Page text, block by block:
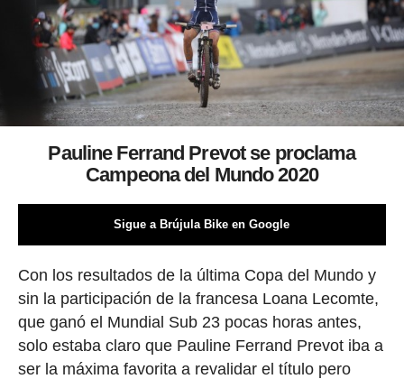
Pauline Ferrand Prevot se proclama
Campeona del Mundo 2020
Sigue a Brújula Bike en Google
Con los resultados de la última Copa del Mundo y
sin la participación de la francesa Loana Lecomte,
que ganó el Mundial Sub 23 pocas horas antes,
solo estaba claro que Pauline Ferrand Prevot iba a
ser la máxima favorita a revalidar el título pero